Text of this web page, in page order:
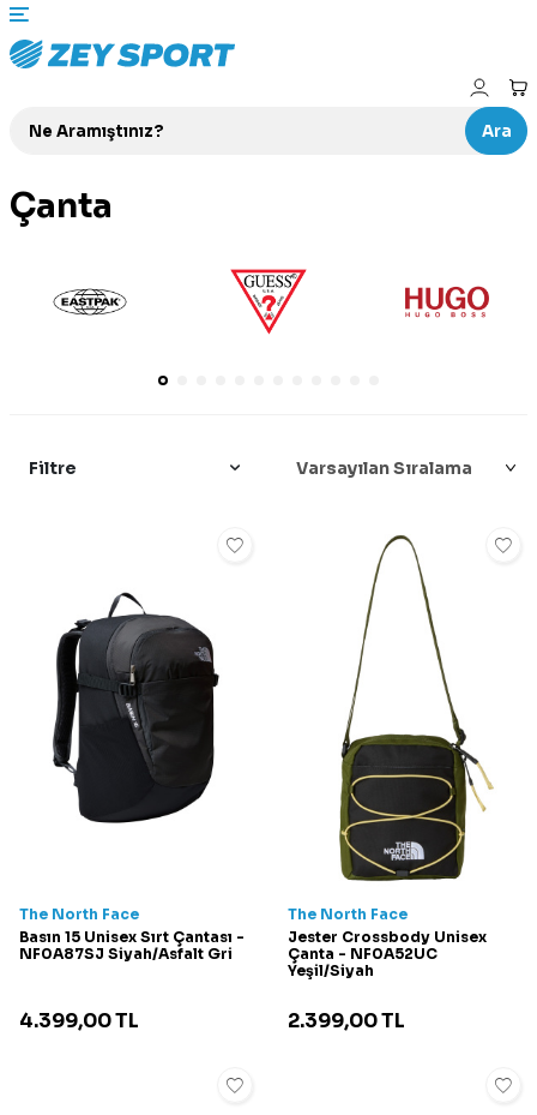
Ara
Çanta
Filtre
The North Face
Basın 15 Unisex Sırt Çantası -
NF0A87SJ Siyah/Asfalt Gri
4.399,00TL
The North Face
Jester Crossbody Unisex
Çanta - NF0A52UC
Yeşil/Siyah
2.399,00TL